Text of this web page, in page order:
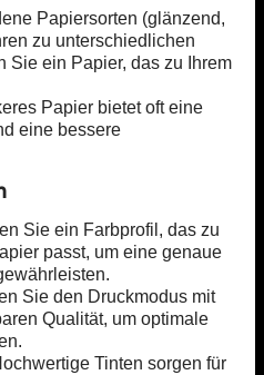
Papiersorten (glänzend,
zu unterschiedlichen
Sie ein Papier, das zu Ihrem
Papier bietet oft eine
eine bessere
Sie ein Farbprofil, das zu
passt, um eine genaue
Sie den Druckmodus mit
Qualität, um optimale
Tinten sorgen für